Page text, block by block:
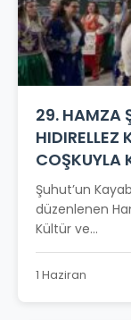
29. HAMZA
HIDIRELLEZ
COŞKUYLA
Şuhut’un
düzenlenen
Kültür ve...
1 Haziran